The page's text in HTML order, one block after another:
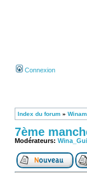
Connexion
Index du forum »
7ème
Modérateurs: